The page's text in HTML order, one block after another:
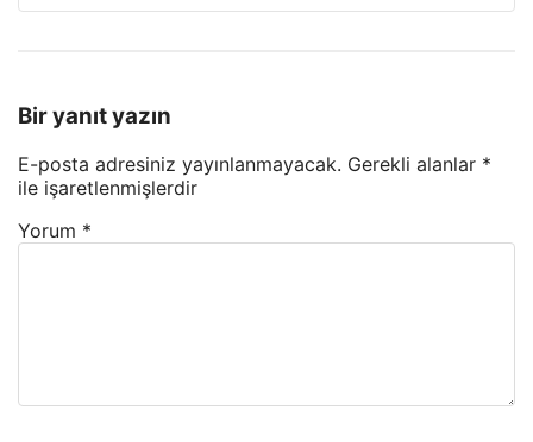
Bir yanıt yazın
E-posta adresiniz yayınlanmayacak. Gerekli alanlar *
ile işaretlenmişlerdir
Yorum *